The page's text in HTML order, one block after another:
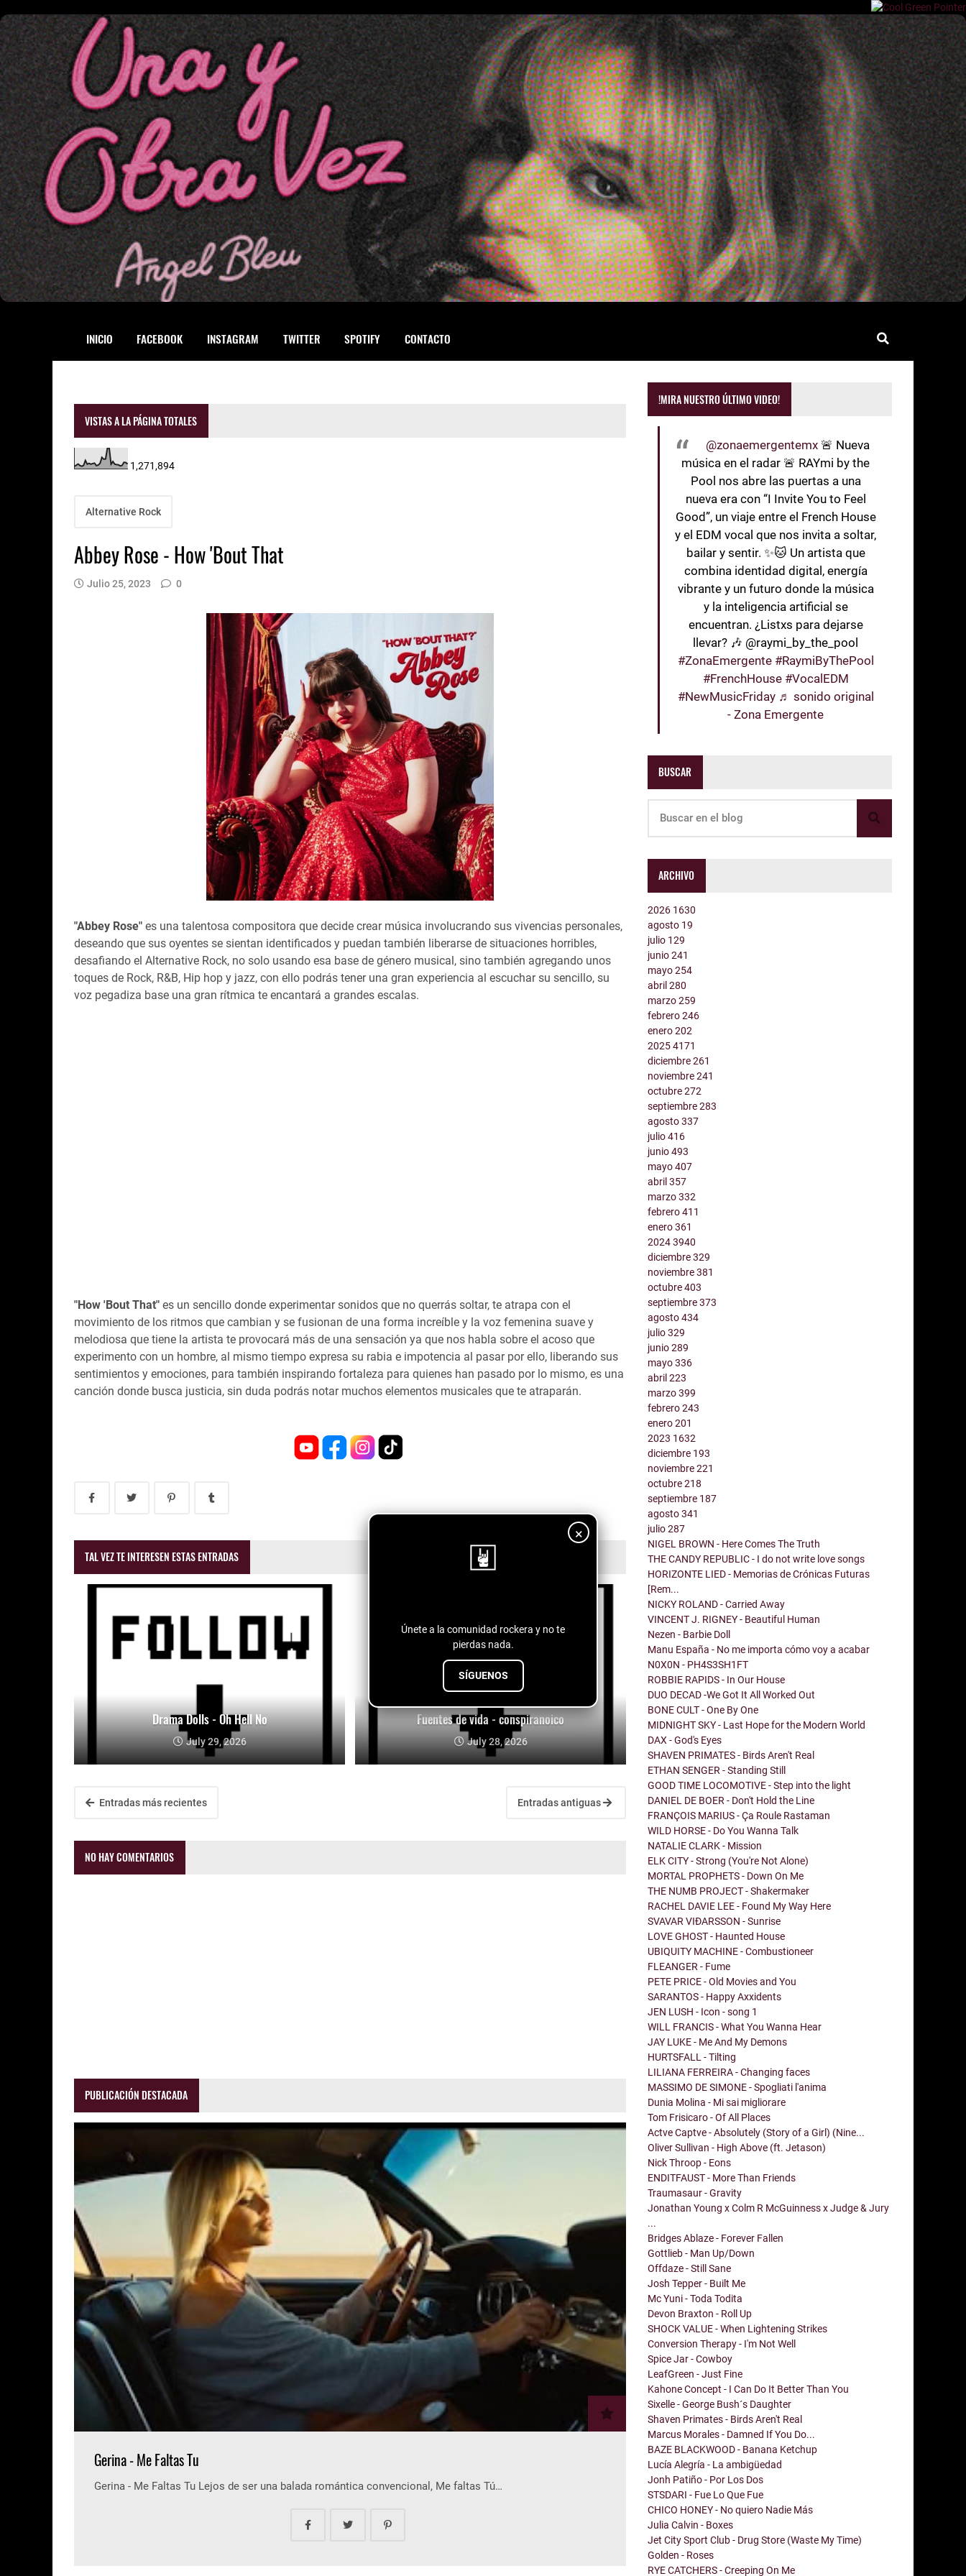
INICIO FACEBOOK INSTAGRAM TWITTER SPOTIFY CONTACTO
×
Únete a la comunidad rockera y no te
pierdas nada.
SÍGUENOS
VISTAS A LA PÁGINA TOTALES
1,271,894
Alternative Rock
Abbey Rose - How 'Bout That
Julio 25, 2023 0
"Abbey Rose" es una talentosa compositora que decide crear música involucrando sus vivencias personales,
deseando que sus oyentes se sientan identificados y puedan también liberarse de situaciones horribles,
desafiando el Alternative Rock, no solo usando esa base de género musical, sino también agregando unos
toques de Rock, R&B, Hip hop y jazz, con ello podrás tener una gran experiencia al escuchar su sencillo, su
voz pegadiza base una gran rítmica te encantará a grandes escalas.
"How 'Bout That" es un sencillo donde experimentar sonidos que no querrás soltar, te atrapa con el
movimiento de los ritmos que cambian y se fusionan de una forma increíble y la voz femenina suave y
melodiosa que tiene la artista te provocará más de una sensación ya que nos habla sobre el acoso que
experimento con un hombre, al mismo tiempo expresa su rabia e impotencia al pasar por ello, liberando sus
sentimientos y emociones, para también inspirando fortaleza para quienes han pasado por lo mismo, es una
canción donde busca justicia, sin duda podrás notar muchos elementos musicales que te atraparán.
TAL VEZ TE INTERESEN ESTAS ENTRADAS
Drama Dolls - Oh Hell No
July 29, 2026
Fuentes de vida - conspiranoico
July 28, 2026
Entradas más recientes Entradas antiguas
NO HAY COMENTARIOS
PUBLICACIÓN DESTACADA
Gerina - Me Faltas Tu
Gerina - Me Faltas Tu Lejos de ser una balada romántica convencional, Me faltas Tú…
!MIRA NUESTRO ÚLTIMO VIDEO!
@zonaemergentemx 🚨 Nueva
música en el radar 🚨 RAYmi by the
Pool nos abre las puertas a una
nueva era con “I Invite You to Feel
Good”, un viaje entre el French House
y el EDM vocal que nos invita a soltar,
bailar y sentir. ✨🐱 Un artista que
combina identidad digital, energía
vibrante y un futuro donde la música
y la inteligencia artificial se
encuentran. ¿Listxs para dejarse
llevar? 🎶 @raymi_by_the_pool
#ZonaEmergente #RaymiByThePool
#FrenchHouse #VocalEDM
#NewMusicFriday ♬ sonido original
- Zona Emergente
BUSCAR
ARCHIVO
2026 1630
agosto 19
julio 129
junio241
mayo254
abril280
marzo259
febrero246
enero202
20254171
diciembre261
noviembre241
octubre272
septiembre283
agosto337
julio416
junio493
mayo407
abril357
marzo332
febrero411
enero361
20243940
diciembre329
noviembre381
octubre403
septiembre373
agosto434
julio329
junio289
mayo336
abril223
marzo399
febrero243
enero201
2023 1632
diciembre 193
noviembre221
octubre218
septiembre 187
agosto341
julio287
NIGEL BROWN - Here Comes The Truth
THE CANDY REPUBLIC - I do not write love songs
HORIZONTE LIED - Memorias de Crónicas Futuras
[Rem...
NICKY ROLAND - Carried Away
VINCENT J. RIGNEY - Beautiful Human
Nezen - Barbie Doll
Manu España - No me importa cómo voy a acabar
N0X0N - PH4S3SH1FT
ROBBIE RAPIDS - In Our House
DUO DECAD -We Got It All Worked Out
BONE CULT - One By One
MIDNIGHT SKY - Last Hope for the Modern World
DAX - God's Eyes
SHAVEN PRIMATES - Birds Aren't Real
ETHAN SENGER - Standing Still
GOOD TIME LOCOMOTIVE - Step into the light
DANIEL DE BOER - Don't Hold the Line
FRANÇOIS MARIUS - Ça Roule Rastaman
WILD HORSE - Do You Wanna Talk
NATALIE CLARK - Mission
ELK CITY - Strong (You're Not Alone)
MORTAL PROPHETS - Down On Me
THE NUMB PROJECT - Shakermaker
RACHEL DAVIE LEE - Found My Way Here
SVAVAR VIÐARSSON - Sunrise
LOVE GHOST - Haunted House
UBIQUITY MACHINE - Combustioneer
FLEANGER - Fume
PETE PRICE - Old Movies and You
SARANTOS - Happy Axxidents
JEN LUSH - Icon - song 1
WILL FRANCIS - What You Wanna Hear
JAY LUKE - Me And My Demons
HURTSFALL - Tilting
LILIANA FERREIRA - Changing faces
MASSIMO DE SIMONE - Spogliati l'anima
Dunia Molina - Mi sai migliorare
Tom Frisicaro - Of All Places
Actve Captve - Absolutely (Story of a Girl) (Nine...
Oliver Sullivan - High Above (ft. Jetason)
Nick Throop - Eons
ENDITFAUST - More Than Friends
Traumasaur - Gravity
Jonathan Young x Colm R McGuinness x Judge & Jury
...
Bridges Ablaze - Forever Fallen
Gottlieb - Man Up/Down
Offdaze - Still Sane
Josh Tepper - Built Me
Mc Yuni - Toda Todita
Devon Braxton - Roll Up
SHOCK VALUE - When Lightening Strikes
Conversion Therapy - I'm Not Well
Spice Jar - Cowboy
LeafGreen - Just Fine
Kahone Concept - I Can Do It Better Than You
Sixelle - George Bush´s Daughter
Shaven Primates - Birds Aren't Real
Marcus Morales - Damned If You Do...
BAZE BLACKWOOD - Banana Ketchup
Lucía Alegría - La ambigüedad
Jonh Patiño - Por Los Dos
STSDARI - Fue Lo Que Fue
CHICO HONEY - No quiero Nadie Más
Julia Calvin - Boxes
Jet City Sport Club - Drug Store (Waste My Time)
Golden - Roses
RYE CATCHERS - Creeping On Me